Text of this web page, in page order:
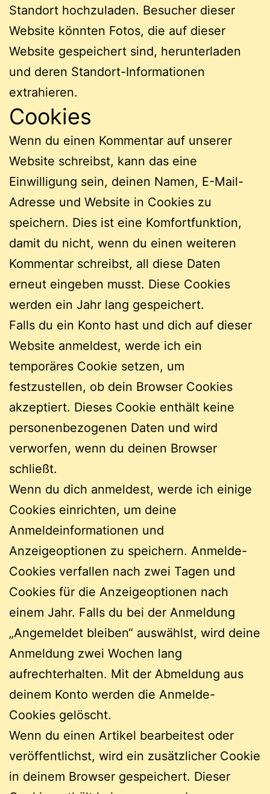
Standort hochzuladen. Besucher dieser
Website könnten Fotos, die auf dieser
Website gespeichert sind, herunterladen
und deren Standort-Informationen
extrahieren.
Cookies
Wenn du einen Kommentar auf unserer
Website schreibst, kann das eine
Einwilligung sein, deinen Namen, E-Mail-
Adresse und Website in Cookies zu
speichern. Dies ist eine Komfortfunktion,
damit du nicht, wenn du einen weiteren
Kommentar schreibst, all diese Daten
erneut eingeben musst. Diese Cookies
werden ein Jahr lang gespeichert.
Falls du ein Konto hast und dich auf dieser
Website anmeldest, werde ich ein
temporäres Cookie setzen, um
festzustellen, ob dein Browser Cookies
akzeptiert. Dieses Cookie enthält keine
personenbezogenen Daten und wird
verworfen, wenn du deinen Browser
schließt.
Wenn du dich anmeldest, werde ich einige
Cookies einrichten, um deine
Anmeldeinformationen und
Anzeigeoptionen zu speichern. Anmelde-
Cookies verfallen nach zwei Tagen und
Cookies für die Anzeigeoptionen nach
einem Jahr. Falls du bei der Anmeldung
„Angemeldet bleiben“ auswählst, wird deine
Anmeldung zwei Wochen lang
aufrechterhalten. Mit der Abmeldung aus
deinem Konto werden die Anmelde-
Cookies gelöscht.
Wenn du einen Artikel bearbeitest oder
veröffentlichst, wird ein zusätzlicher Cookie
in deinem Browser gespeichert. Dieser